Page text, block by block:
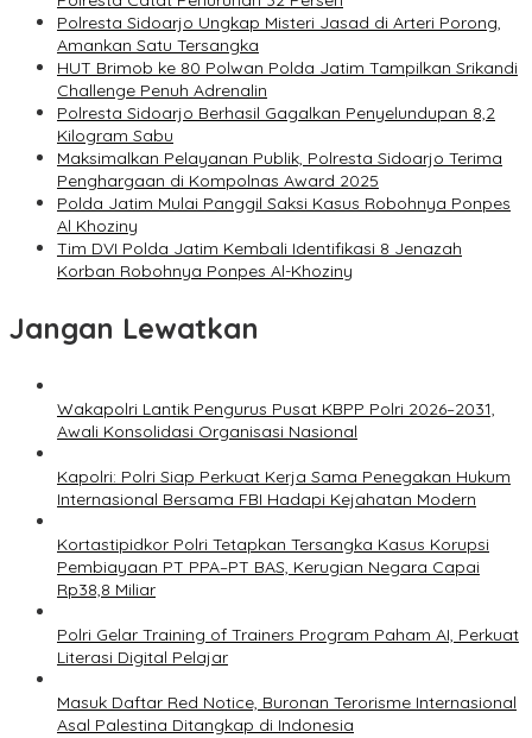
Polresta Sidoarjo Ungkap Misteri Jasad di Arteri Porong,
Amankan Satu Tersangka
HUT Brimob ke 80 Polwan Polda Jatim Tampilkan Srikandi
Challenge Penuh Adrenalin
Polresta Sidoarjo Berhasil Gagalkan Penyelundupan 8,2
Kilogram Sabu
Maksimalkan Pelayanan Publik, Polresta Sidoarjo Terima
Penghargaan di Kompolnas Award 2025
Polda Jatim Mulai Panggil Saksi Kasus Robohnya Ponpes
Al Khoziny
Tim DVI Polda Jatim Kembali Identifikasi 8 Jenazah
Korban Robohnya Ponpes Al-Khoziny
Jangan Lewatkan
Wakapolri Lantik Pengurus Pusat KBPP Polri 2026–2031,
Awali Konsolidasi Organisasi Nasional
Kapolri: Polri Siap Perkuat Kerja Sama Penegakan Hukum
Internasional Bersama FBI Hadapi Kejahatan Modern
Kortastipidkor Polri Tetapkan Tersangka Kasus Korupsi
Pembiayaan PT PPA–PT BAS, Kerugian Negara Capai
Rp38,8 Miliar
Polri Gelar Training of Trainers Program Paham AI, Perkuat
Literasi Digital Pelajar
Masuk Daftar Red Notice, Buronan Terorisme Internasional
Asal Palestina Ditangkap di Indonesia